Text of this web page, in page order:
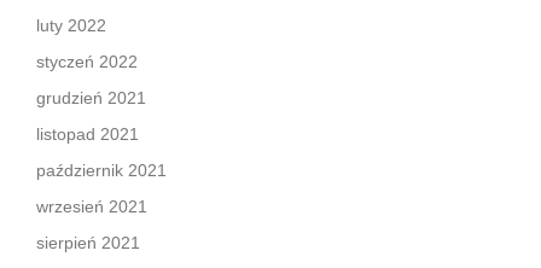
luty 2022
styczeń 2022
grudzień 2021
listopad 2021
październik 2021
wrzesień 2021
sierpień 2021